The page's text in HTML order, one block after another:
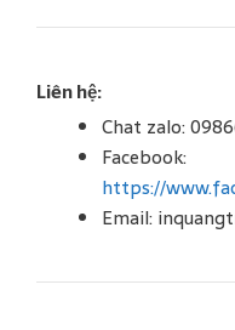
Liên hệ:
Chat zalo:
Facebook:
https://
Email: